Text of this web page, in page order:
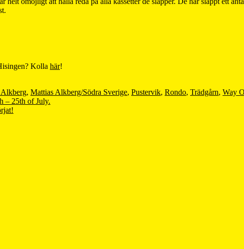
Kolla här!
, Mattias Alkberg/Södra Sverige, Pustervik, Rondo, Trädgårn, Way
– 25th of July.